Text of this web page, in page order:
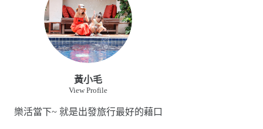
黃小毛
View Profile
樂活當下~ 就是出發旅行最好的藉口